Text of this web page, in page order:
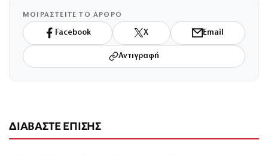
ΜΟΙΡΑΣΤΕΙΤΕ ΤΟ ΑΡΘΡΟ
Facebook X Email
Αντιγραφή
ΔΙΑΒΑΣΤΕ ΕΠΙΣΗΣ